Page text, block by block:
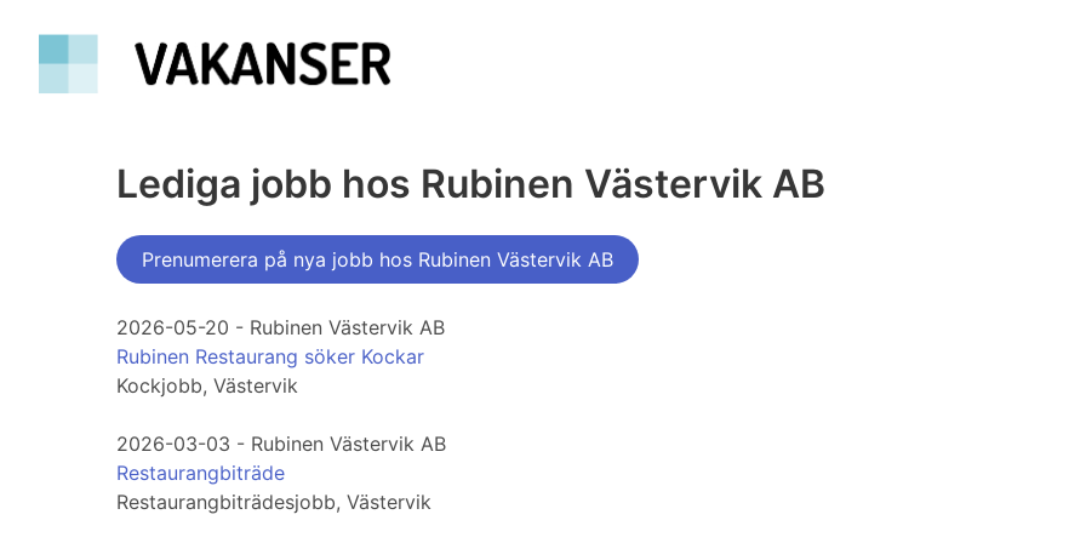
Lediga jobb hos Rubinen Västervik AB
Prenumerera på nya jobb hos Rubinen Västervik AB
2026-05-20 - Rubinen Västervik AB
Rubinen Restaurang söker Kockar
Kockjobb, Västervik
2026-03-03 - Rubinen Västervik AB
Restaurangbiträde
Restaurangbiträdesjobb, Västervik